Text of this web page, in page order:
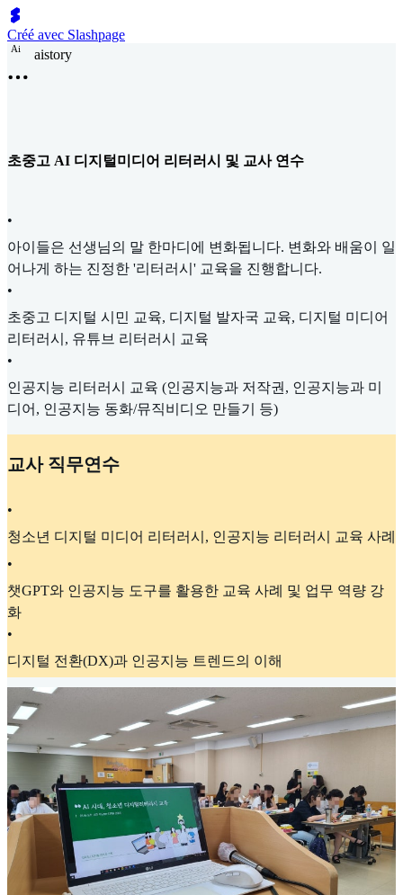
Créé avec Slashpage
Ai aistory
초중고 AI 디지털미디어 리터러시 및 교사 연수
•
아이들은 선생님의 말 한마디에 변화됩니다. 변화와 배움이 일
어나게 하는 진정한 '리터러시' 교육을 진행합니다.
•
초중고 디지털 시민 교육, 디지털 발자국 교육, 디지털 미디어
리터러시, 유튜브 리터러시 교육
•
인공지능 리터러시 교육 (인공지능과 저작권, 인공지능과 미
디어, 인공지능 동화/뮤직비디오 만들기 등)
교사 직무연수
•
청소년 디지털 미디어 리터러시, 인공지능 리터러시 교육 사례
•
챗GPT와 인공지능 도구를 활용한 교육 사례 및 업무 역량 강
화
•
디지털 전환(DX)과 인공지능 트렌드의 이해